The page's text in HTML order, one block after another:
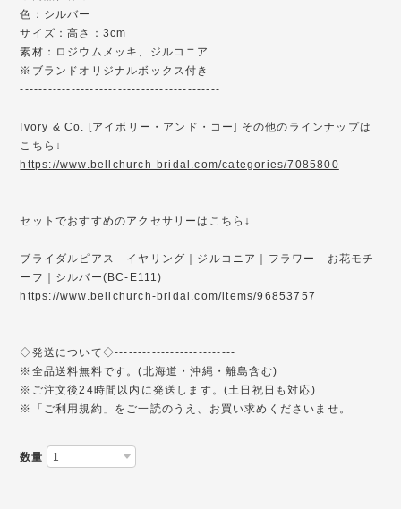
色：シルバー
サイズ：高さ：3cm
素材：ロジウムメッキ、ジルコニア
※ブランドオリジナルボックス付き
-------------------------------------------
Ivory & Co. [アイボリー・アンド・コー] その他のラインナップは
こちら↓
https://www.bellchurch-bridal.com/categories/7085800
セットでおすすめのアクセサリーはこちら↓
ブライダルピアス イヤリング｜ジルコニア｜フラワー お花モチ
ーフ｜シルバー(BC-E111)
https://www.bellchurch-bridal.com/items/96853757
◇発送について◇--------------------------
※全品送料無料です。(北海道・沖縄・離島含む)
※ご注文後24時間以内に発送します。(土日祝日も対応)
※「ご利用規約」をご一読のうえ、お買い求めくださいませ。
数量